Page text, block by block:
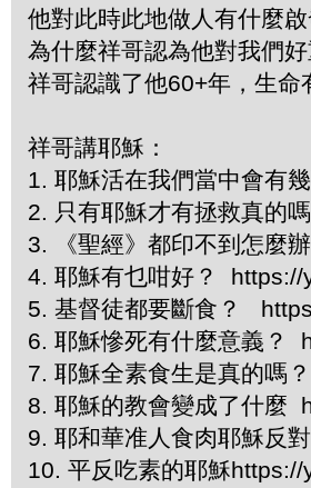
他對此時此地做人有什麼啟
為什麼祥哥認為他對我們好
祥哥認識了他60+年，生命
祥哥講耶穌：
1. 耶穌活在我們當中會有
2. 只有耶穌才有拯救真的
3. 《聖經》都印不到怎麼
4. 耶穌有乜咁好？
5. 基督徒都要斷食？
6. 耶穌慘死有什麼意義？
7. 耶穌全素食生是真的嗎
8. 耶穌的教會變成了什麼
9. 耶和華准人食肉耶穌反
10. 平反吃素的耶穌